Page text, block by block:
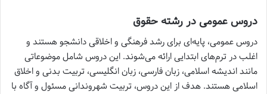
دروس عمومی در رشته حقوق
دروس عمومی، پایه‌ای برای رشد فرهنگی و اخلاقی دانشجو هستند و
اغلب در ترم‌های ابتدایی ارائه می‌شوند. این دروس شامل موضوعاتی
مانند اندیشه اسلامی، زبان فارسی، زبان انگلیسی، تربیت بدنی و اخلاق
اسلامی هستند. هدف از این دروس، تربیت شهروندانی مسئول و آگاه با